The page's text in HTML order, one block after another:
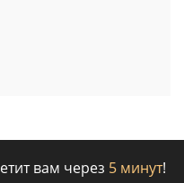
вам через 5 минут!